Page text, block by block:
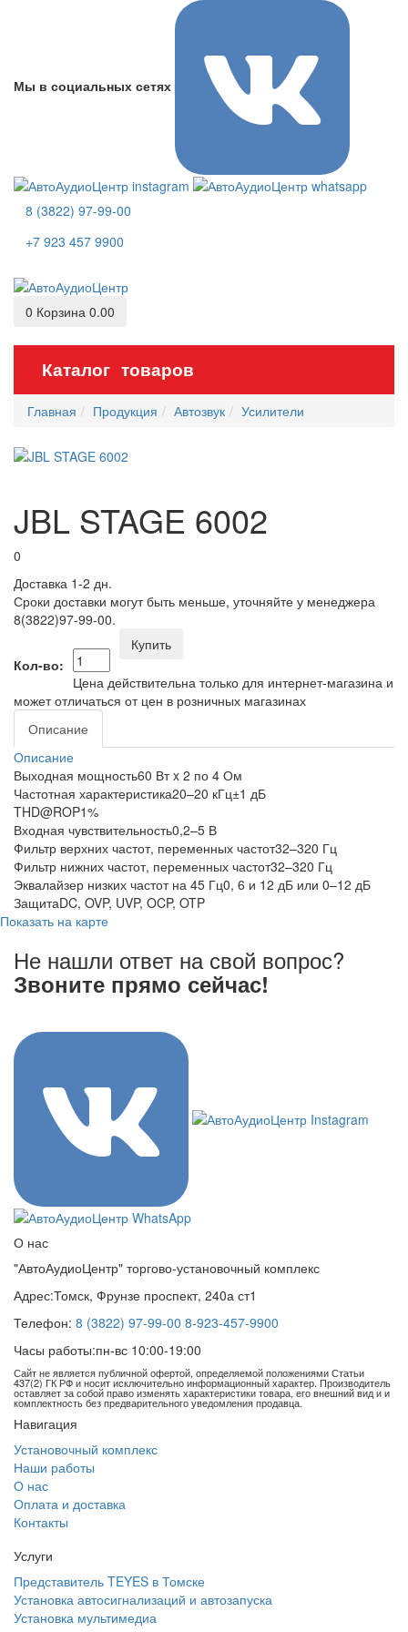
Мы в социальных сетях
8 (3822) 97-99-00
+7 923 457 9900
0 Корзина 0.00
Каталог товаров
Главная Продукция Автозвук Усилители
JBL STAGE 6002
0
Доставка 1-2 дн.
Сроки доставки могут быть меньше, уточняйте у менеджера
8(3822)97-99-00.
Кол-во:
Купить
Цена действительна только для интернет-магазина и
может отличаться от цен в розничных магазинах
Описание
Описание
Выходная мощность60 Вт x 2 по 4 Ом
Частотная характеристика20–20 кГц±1 дБ
THD@ROP1%
Входная чувствительность0,2–5 В
Фильтр верхних частот, переменных частот32–320 Гц
Фильтр нижних частот, переменных частот32–320 Гц
Эквалайзер низких частот на 45 Гц0, 6 и 12 дБ или 0–12 дБ
ЗащитаDC, OVP, UVP, OCP, OTP
Показать на карте
Не нашли ответ на свой вопрос?
Звоните прямо сейчас!
О нас
"АвтоАудиоЦентр" торгово-установочный комплекс
Адрес:Томск, Фрунзе проспект, 240а ст1
Телефон: 8 (3822) 97-99-00 8-923-457-9900
Часы работы:пн-вс 10:00-19:00
Сайт не является публичной офертой, определяемой положениями Статьи
437(2) ГК РФ и носит исключительно информационный характер. Производитель
оставляет за собой право изменять характеристики товара, его внешний вид и и
комплектность без предварительного уведомления продавца.
Навигация
Установочный комплекс
Наши работы
О нас
Оплата и доставка
Контакты
Услуги
Представитель TEYES в Томске
Установка автосигнализаций и автозапуска
Установка мультимедиа